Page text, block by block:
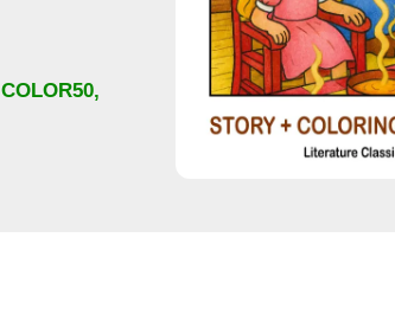
COLOR50,